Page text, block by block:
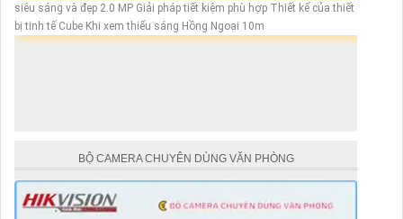
siêu sáng và đẹp 2.0 MP Giải pháp tiết kiệm phù hợp Thiết kế của thiết
bị tinh tế Cube Khi xem thiếu sáng Hồng Ngoại 10m
BỘ CAMERA CHUYÊN DÙNG VĂN PHÒNG